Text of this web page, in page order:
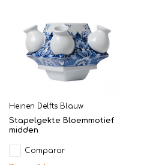
Heinen Delfts Blauw
Stapelgekte Bloemmotief
midden
Comparar